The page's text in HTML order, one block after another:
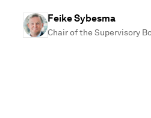
Feike Sybesma
Chair of the Supervisory